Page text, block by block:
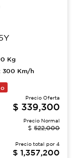
Kg
300 Km/h
Precio Oferta
$ 339,300
Precio Normal
$ 522,000
Precio total por 4
$ 1,357,200